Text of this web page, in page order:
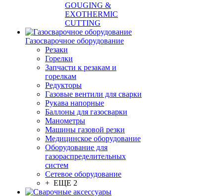
GOUGING &
EXOTHERMIC
CUTTING
Газосварочное оборудование
Резаки
Горелки
Запчасти к резакам и
горелкам
Редукторы
Газовые вентили для сварки
Рукава напорные
Баллоны для газосварки
Манометры
Машины газовой резки
Медицинское оборудование
Оборудование для
газораспределительных
систем
Сетевое оборудование
+ ЕЩЕ 2